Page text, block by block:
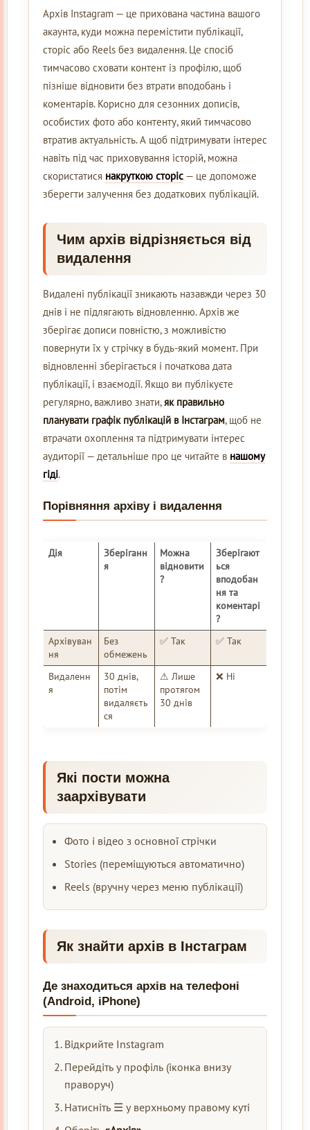
Архів Instagram — це прихована частина вашого
акаунта, куди можна перемістити публікації,
сторіс або Reels без видалення. Це спосіб
тимчасово сховати контент із профілю, щоб
пізніше відновити без втрати вподобань і
коментарів. Корисно для сезонних дописів,
особистих фото або контенту, який тимчасово
втратив актуальність. А щоб підтримувати інтерес
навіть під час приховування історій, можна
скористатися накруткою сторіс — це допоможе
зберегти залучення без додаткових публікацій.
Чим архів відрізняється від
видалення
Видалені публікації зникають назавжди через 30
днів і не підлягають відновленню. Архів же
зберігає дописи повністю, з можливістю
повернути їх у стрічку в будь-який момент. При
відновленні зберігається і початкова дата
публікації, і взаємодії. Якщо ви публікуєте
регулярно, важливо знати,як правильно
планувати графік публікацій в Інстаграм, щоб не
втрачати охоплення та підтримувати інтерес
аудиторії — детальніше про це читайте в нашому
гіді.
Порівняння архіву і видалення
Дія
Зберіганн
я
Можна
відновити
?
Зберігают
ься
вподобан
ня та
коментарі
?
Архівуван
ня
Без
обмежень
✅ Так ✅ Так
Видаленн
я
30 днів,
потім
видаляєть
ся
⚠ Лише
протягом
30 днів
❌ Ні
Які пости можна
заархівувати
Фото і відео з основної стрічки
Stories (переміщуються автоматично)
Reels (вручну через меню публікації)
Як знайти архів в Інстаграм
Де знаходиться архів на телефоні
(Android, iPhone)
Відкрийте Instagram
Перейдіть у профіль (іконка внизу
праворуч)
Натисніть ☰ у верхньому правому куті